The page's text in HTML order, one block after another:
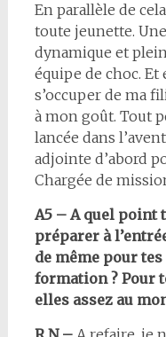
En parallèle de
toute jeunette.
dynamique et
équipe de choc.
s’occuper de ma
à mon goût. Tout
lancée dans
adjointe d’abord
Chargée de
A5 – A quel point
préparer à
de même pour
formation ? Pour
elles assez au